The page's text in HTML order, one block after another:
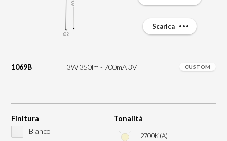
1069B 3W 350lm - 700mA 3V CUSTOM
Finitura
Bianco
Tonalità
2700K (A)
Scarica